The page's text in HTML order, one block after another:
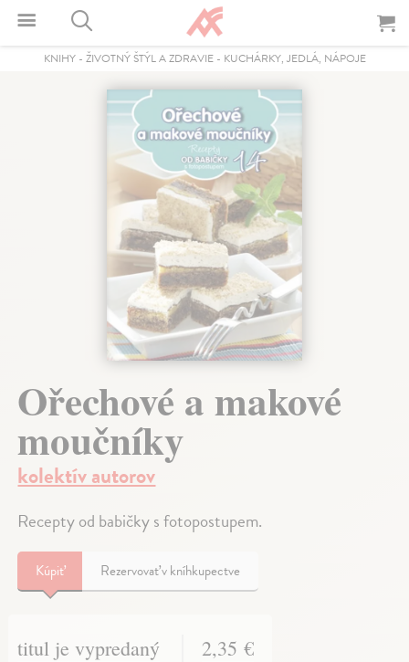
KNIHY- ŽIVOTNÝ ŠTÝL A ZDRAVIE- KUCHÁRKY, JEDLÁ, NÁPOJE
Ořechové a makové
moučníky
kolektív autorov
Recepty od babičky s fotopostupem.
Kúpiť Rezervovať v kníhkupectve
titul je vypredaný 2,35 €